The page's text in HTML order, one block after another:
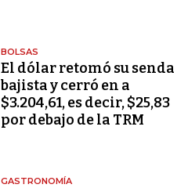
BOLSAS
El dólar retomó su senda
bajista y cerró en a
$3.204,61, es decir, $25,83
por debajo de la TRM
GASTRONOMÍA